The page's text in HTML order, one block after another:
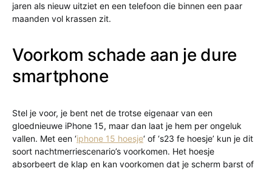
jaren als nieuw uitziet en een telefoon die binnen een paar
maanden vol krassen zit.
Voorkom schade aan je dure
smartphone
Stel je voor, je bent net de trotse eigenaar van een
gloednieuwe iPhone 15, maar dan laat je hem per ongeluk
vallen. Met een ‘iphone 15 hoesje‘ of ‘s23 fe hoesje’ kun je dit
soort nachtmerriescenario’s voorkomen. Het hoesje
absorbeert de klap en kan voorkomen dat je scherm barst of